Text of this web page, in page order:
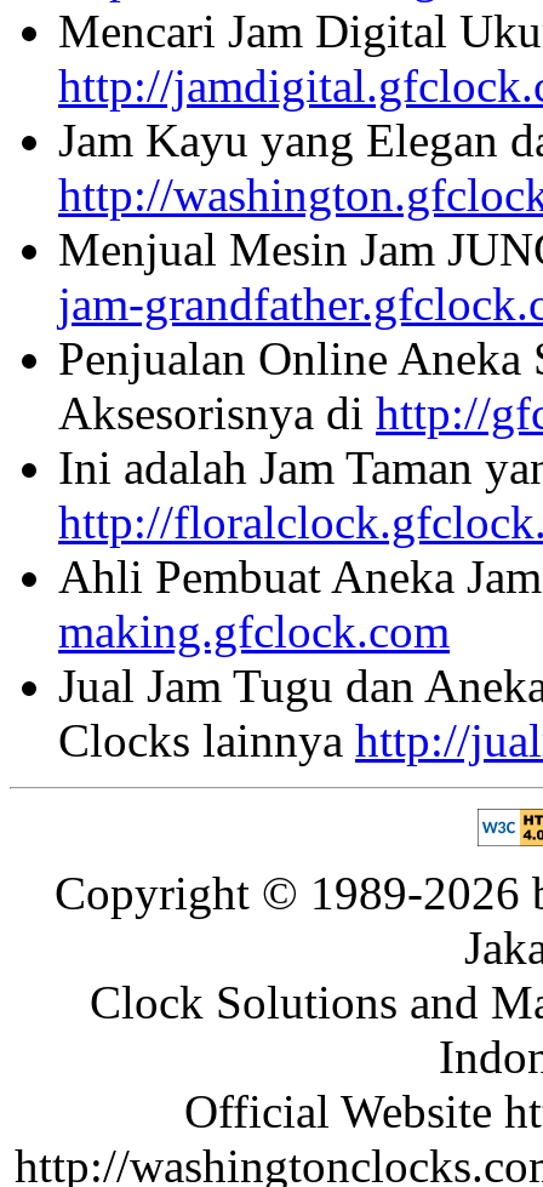
Mencari Jam Digital
http://
Jam Kayu yang Elegan
http://
Menjual Mesin Jam
jam-
Penjualan Online Aneka
Aksesorisnya di http://
Ini adalah Jam Taman
http://
Ahli Pembuat Aneka
making.gfclock.com
Jual Jam Tugu dan
Clocks lainnya http://
Copyright © 1989-2026
Clock Solutions and
Official Website
http://